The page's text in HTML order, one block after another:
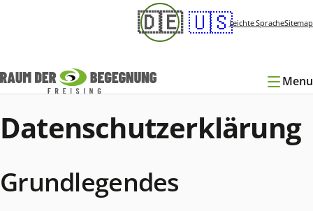
🇩🇪 🇺🇸Navigation
überspringen
Leichte SpracheSitemap
Menu
Datenschutzerklärung
Grundlegendes